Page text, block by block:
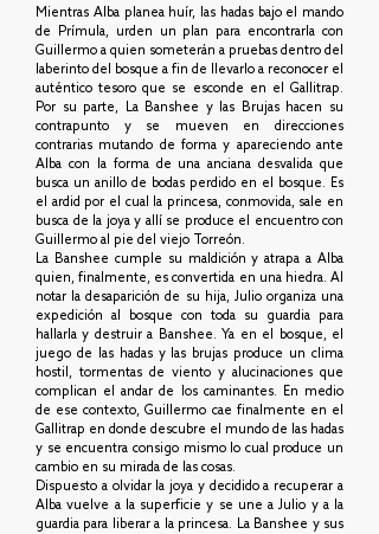
Mientras Alba planea huír, las hadas bajo el mando
de Prímula, urden un plan para encontrarla con
Guillermo a quien someterán a pruebas dentro del
laberinto del bosque a fin de llevarlo a reconocer el
auténtico tesoro que se esconde en el Gallitrap.
Por su parte, La Banshee y las Brujas hacen su
contrapunto y se mueven en direcciones
contrarias mutando de forma y apareciendo ante
Alba con la forma de una anciana desvalida que
busca un anillo de bodas perdido en el bosque. Es
el ardid por el cual la princesa, conmovida, sale en
busca de la joya y allí se produce el encuentro con
Guillermo al pie del viejo Torreón.
La Banshee cumple su maldición y atrapa a Alba
quien, finalmente, es convertida en una hiedra. Al
notar la desaparición de su hija, Julio organiza una
expedición al bosque con toda su guardia para
hallarla y destruir a Banshee. Ya en el bosque, el
juego de las hadas y las brujas produce un clima
hostil, tormentas de viento y alucinaciones que
complican el andar de los caminantes. En medio
de ese contexto, Guillermo cae finalmente en el
Gallitrap en donde descubre el mundo de las hadas
y se encuentra consigo mismo lo cual produce un
cambio en su mirada de las cosas.
Dispuesto a olvidar la joya y decidido a recuperar a
Alba vuelve a la superficie y se une a Julio y a la
guardia para liberar a la princesa. La Banshee y sus